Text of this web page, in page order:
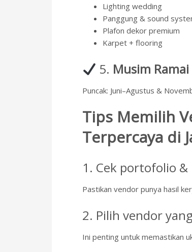
Lighting wedding
Panggung & sound
Plafon dekor premium
Karpet + flooring
5. Musim
Puncak: Juni–Agustus &
Tips Memilih
Terpercaya di
1. Cek portofolio &
Pastikan vendor punya hasil
2. Pilih vendor
Ini penting untuk memastikan